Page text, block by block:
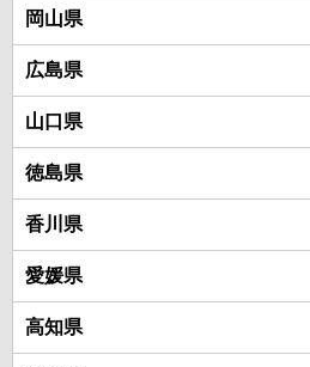
岡山県
広島県
山口県
徳島県
香川県
愛媛県
高知県